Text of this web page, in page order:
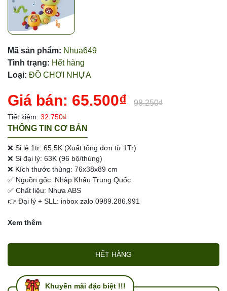
Mã sản phẩm: Nhua649
Tình trạng: Hết hàng
Loại: ĐỒ CHƠI NHỰA
Giá bán: 65.500₫ 98.250₫
Tiết kiệm: 32.750₫
THÔNG TIN CƠ BẢN
❌ Sỉ lẻ 1tr: 65,5K (Xuất tổng đơn từ 1Tr)
❌ Sỉ đại lý: 63K (96 bộ/thùng)
❌ Kích thước thùng: 76x38x89 cm
✅ Nguồn gốc: Nhập Khẩu Trung Quốc
✅ Chất liệu: Nhựa ABS
👉 Đại lý + SLL: inbox zalo 0989.286.991
Xem thêm
HẾT HÀNG
Khuyến mãi đặc biệt !!!